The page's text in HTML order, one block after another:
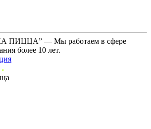
ПИЦЦА” — Мы работаем в сфере
более 10 лет.